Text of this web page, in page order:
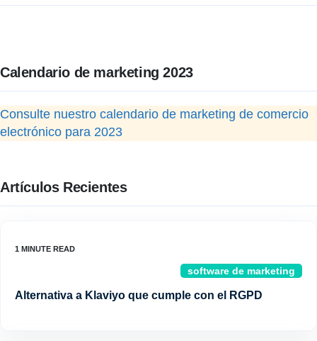
Calendario de marketing 2023
Consulte nuestro calendario de marketing de comercio
electrónico para 2023
Artículos Recientes
software de marketing
Alternativa a Klaviyo que cumple con el RGPD